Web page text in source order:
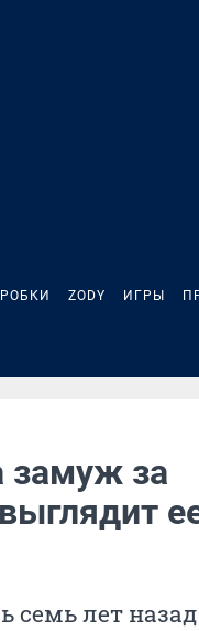
ZODY ИГРЫ
замуж за
семь лет назад